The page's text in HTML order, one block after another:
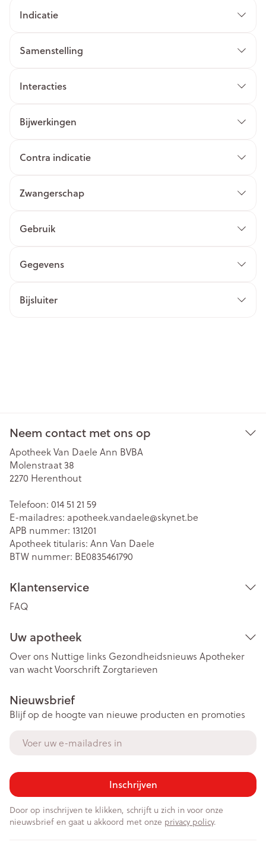
Indicatie
Samenstelling
Interacties
Bijwerkingen
Contra indicatie
Zwangerschap
Gebruik
Gegevens
Bijsluiter
Neem contact met ons op
Apotheek Van Daele Ann BVBA
Molenstraat 38
2270 Herenthout
Telefoon: 014 51 21 59
E-mailadres: apotheek.vandaele@skynet.be
APB nummer: 131201
Apotheek titularis: Ann Van Daele
BTW nummer: BE0835461790
Klantenservice
FAQ
Uw apotheek
Over ons Nuttige links Gezondheidsnieuws Apotheker
van wachtVoorschriftZorgtarieven
Nieuwsbrief
Blijf op de hoogte van nieuwe producten en promoties
Inschrijven
Door op inschrijven te klikken, schrijft u zich in voor onze
nieuwsbrief en gaat u akkoord met onze privacy policy.